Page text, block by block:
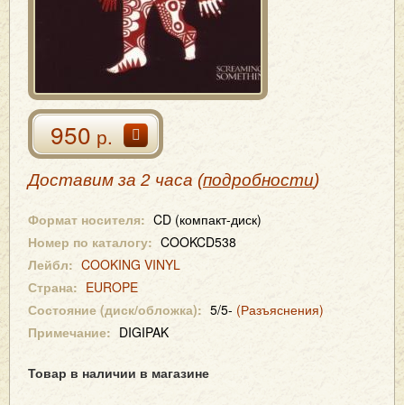
950р.
Доставим за 2 часа (подробности)
Формат носителя: CD (компакт-диск)
Номер по каталогу: COOKCD538
Лейбл: COOKING VINYL
Страна: EUROPE
Состояние (диск/обложка): 5/5- (Разъяснения)
Примечание: DIGIPAK
Товар в наличии в магазине